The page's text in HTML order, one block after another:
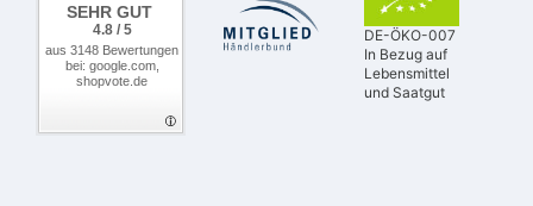
SEHR GUT
4.8 / 5
aus 3148 Bewertungen
bei: google.com,
shopvote.de
DE-ÖKO-007
In Bezug auf
Lebensmittel
und Saatgut